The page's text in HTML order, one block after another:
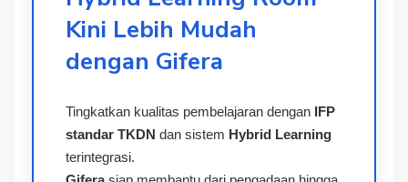
Kini Lebih Mudah
dengan Gifera
Tingkatkan kualitas pembelajaran dengan IFP
standar TKDN dan sistem Hybrid Learning
terintegrasi.